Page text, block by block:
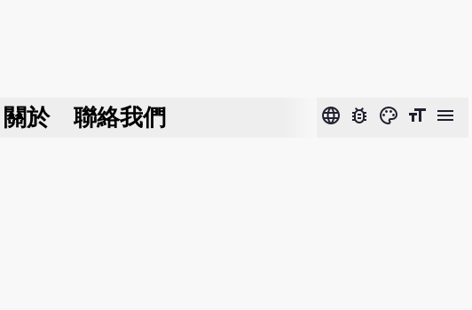
關於 聯絡我們 language bug_report color_lens format_size menu